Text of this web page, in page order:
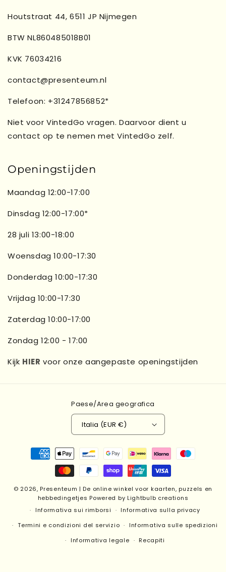
Houtstraat 44, 6511 JP Nijmegen
BTW NL860485018B01
KVK 76034216
contact@presenteum.nl
Telefoon: +31247856852*
Niet voor VintedGo vragen. Daarvoor dient u
contact op te nemen met VintedGo zelf.
Openingstijden
Maandag 12:00-17:00
Dinsdag 12:00-17:00*
28 juli 13:00-18:00
Woensdag 10:00-17:30
Donderdag 10:00-17:30
Vrijdag 10:00-17:30
Zaterdag 10:00-17:00
Zondag 12:00 - 17:00
Kijk HIER voor onze aangepaste openingstijden
Paese/Area geografica
Italia (EUR €)
Metodi
pagamento
© 2026, Presenteum | De online winkel voor kaarten, puzzels en
hebbedingetjes Powered by Lightbulb creations
Informativa sui rimborsi
Informativa sulla privacy
Termini e condizioni del servizio
Informativa sulle spedizioni
Informativa legale
Recapiti